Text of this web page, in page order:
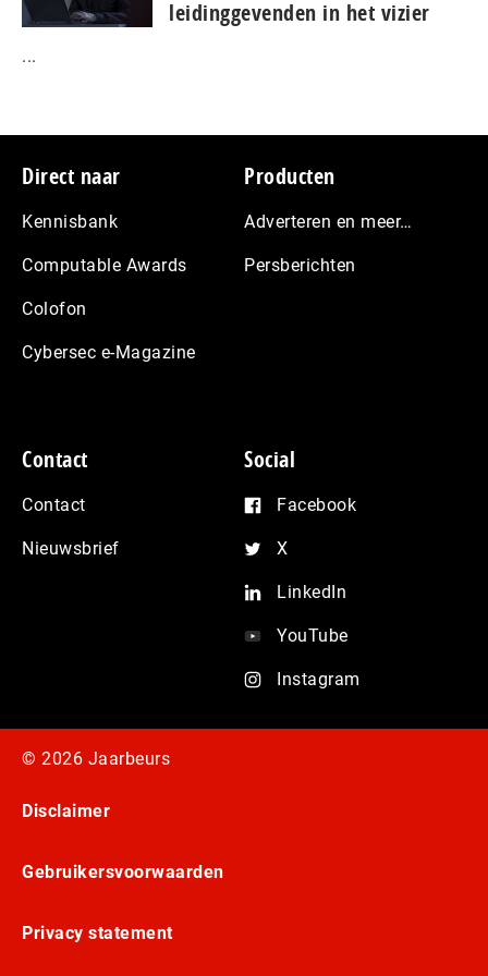
leidinggevenden in het vizier
...
Footer
Direct naar
Kennisbank
Computable Awards
Colofon
Cybersec e-Magazine
Producten
Adverteren en meer…
Persberichten
Contact
Contact
Nieuwsbrief
Social
Facebook
X
LinkedIn
YouTube
Instagram
© 2026 Jaarbeurs
Disclaimer
Gebruikersvoorwaarden
Privacy statement